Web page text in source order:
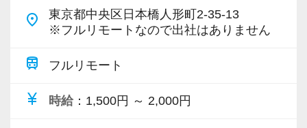
・書籍購入費／研修費は全額会社負担
・資格取得を目指す社員が多数
place
東京都中央区日本橋人形町2-35-13
※フルリモートなので出社はありません
train フルリモート
currency_yen 時給 ：1,500円 ～ 2,000円